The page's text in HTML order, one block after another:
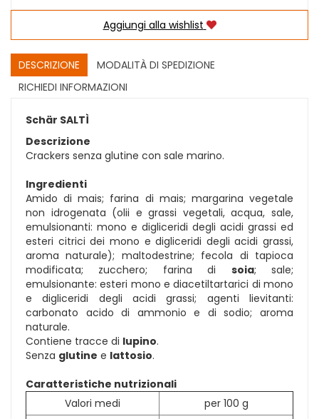
Aggiungi alla wishlist
DESCRIZIONE
MODALITÀ DI SPEDIZIONE
RICHIEDI INFORMAZIONI
Schär SALTÌ
Descrizione
Crackers senza glutine con sale marino.
Ingredienti
Amido di mais; farina di mais; margarina vegetale
non idrogenata (olii e grassi vegetali, acqua, sale,
emulsionanti: mono e digliceridi degli acidi grassi ed
esteri citrici dei mono e digliceridi degli acidi grassi,
aroma naturale); maltodestrine; fecola di tapioca
modificata; zucchero; farina di soia; sale;
emulsionante: esteri mono e diacetiltartarici di mono
e digliceridi degli acidi grassi; agenti lievitanti:
carbonato acido di ammonio e di sodio; aroma
naturale.
Contiene tracce di lupino.
Senza glutine e lattosio.
Caratteristiche nutrizionali
Valori medi
per 100 g